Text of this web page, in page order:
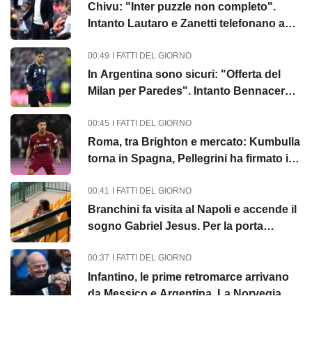
Chivu: "Inter puzzle non completo".
Intanto Lautaro e Zanetti telefonano a
00:49 I FATTI DEL GIORNO
In Argentina sono sicuri: "Offerta del
Milan per Paredes". Intanto Bennacer
00:45 I FATTI DEL GIORNO
Roma, tra Brighton e mercato: Kumbulla
torna in Spagna, Pellegrini ha firmato il
00:41 I FATTI DEL GIORNO
Branchini fa visita al Napoli e accende il
sogno Gabriel Jesus. Per la porta
00:37 I FATTI DEL GIORNO
Infantino, le prime retromarce arrivano
da Messico e Argentina. La Norvegia